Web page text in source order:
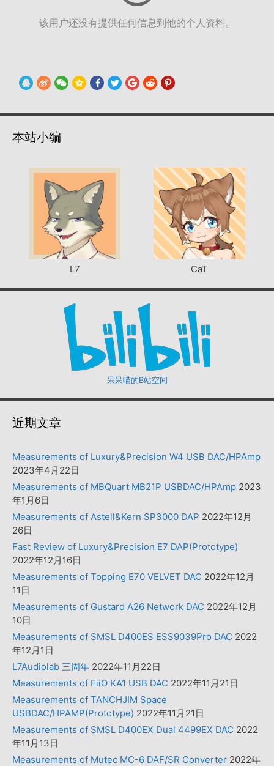
该用户还没有提供任何信息到他的个人资料。
本站小编
L7 CaT
呆呆喵的B站空间
近期文章
Measurements of Luxury&Precision W4 USB DAC/HPAmp
2023年4月22日
Measurements of MBQuart MB21P USBDAC/HPAmp 2023
年1月6日
Measurements of Astell&Kern SP3000 DAP 2022年12月
26日
Fast Review of Luxury&Precision E7 DAP(Prototype)
2022年12月16日
Measurements of Topping E70 VELVET DAC 2022年12月
11日
Measurements of Gustard A26 Network DAC 2022年12月
10日
Measurements of SMSL D400ES ESS9039Pro DAC 2022
年12月1日
L7Audiolab 三周年 2022年11月22日
Measurements of FiiO KA1 USB DAC 2022年11月21日
Measurements of TANCHJIM Space
USBDAC/HPAMP(Prototype) 2022年11月21日
Measurements of SMSL D400EX Dual 4499EX DAC 2022
年11月13日
Measurements of Mutec MC-6 DAF/SR Converter 2022年